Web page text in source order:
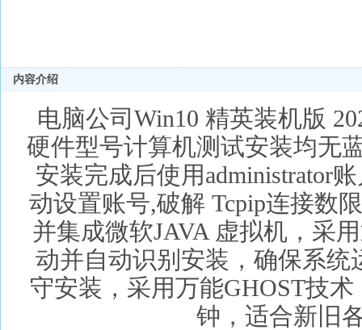
内容介绍
电脑公司Win10 精英装机版
硬件型号计算机测试安装均无
安装完成后使用administrator
动设置账号,破解 Tcpip连接数
并集成微软JAVA 虚拟机，采
动并自动识别安装，确保系统
守安装，采用万能GHOST技
钟，适合新旧